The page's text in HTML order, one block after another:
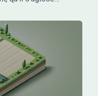
estimation précise
de sécuriser un
mauvaises